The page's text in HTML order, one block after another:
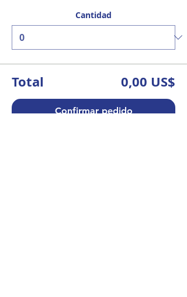
Cantidad
Total 0,00 US$
Confirmar pedido